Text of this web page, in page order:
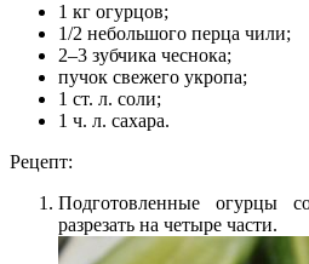
1 кг огурцов;
1/2 небольшого перца чили;
2–3 зубчика чеснока;
пучок свежего укропа;
1 ст. л. соли;
1 ч. л. сахара.
Рецепт:
Подготовленные огурцы
разрезать на четыре части.